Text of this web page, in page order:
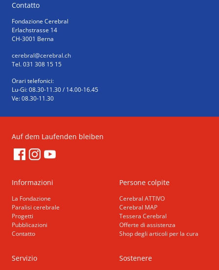
Contatto
Fondazione Cerebral
Erlachstrasse 14
CH-3001 Berna
cerebral@cerebral.ch
Tel. 031 308 15 15
Orari telefonici:
Lu-Gi: 08.30-11.30 / 14.00-16.45
Ve: 08.30-11.30
Auf dem Laufenden bleiben
Informazioni
La Fondazione
Paralisi cerebrale
Progetti
Pubblicazioni
Contatto
Persone colpite
Cerebral ATTIVO
Cerebral MAP
Tessera Cerebral
Offerte di assistenza
Shop degli articoli per la cura
Servizio Sostenere